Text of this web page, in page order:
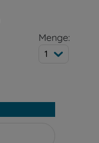
Menge:
1